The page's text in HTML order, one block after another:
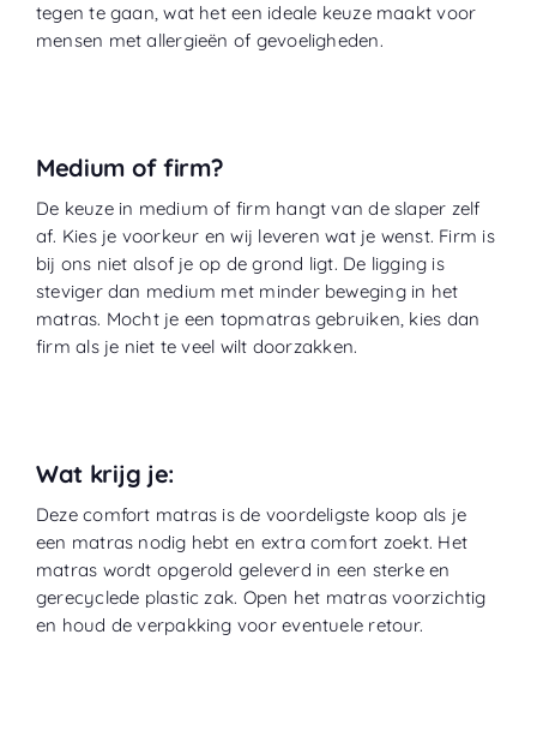
tegen te gaan, wat het een ideale keuze maakt voor
mensen met allergieën of gevoeligheden.
Medium of firm?
De keuze in medium of firm hangt van de slaper zelf
af. Kies je voorkeur en wij leveren wat je wenst. Firm is
bij ons niet alsof je op de grond ligt. De ligging is
steviger dan medium met minder beweging in het
matras. Mocht je een topmatras gebruiken, kies dan
firm als je niet te veel wilt doorzakken.
Wat krijg je:
Deze comfort matras is de voordeligste koop als je
een matras nodig hebt en extra comfort zoekt. Het
matras wordt opgerold geleverd in een sterke en
gerecyclede plastic zak. Open het matras voorzichtig
en houd de verpakking voor eventuele retour.